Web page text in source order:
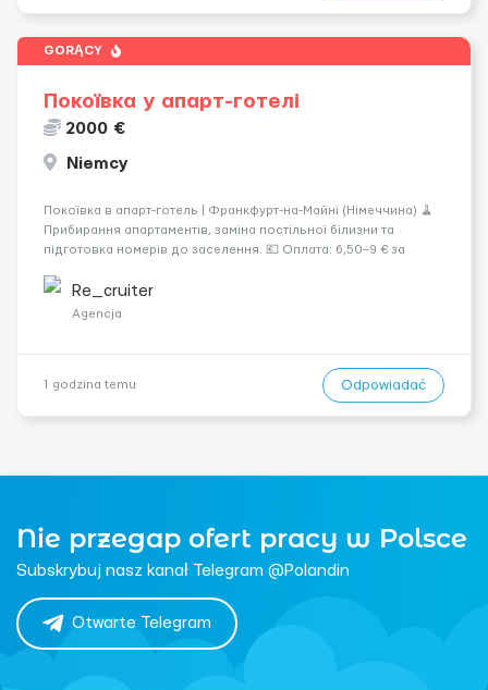
GORĄCY
Покоївка у апарт-готелі
2000 €
Niemcy
Покоївка в апарт-готель | Франкфурт-на-Майні (Німеччина) 🧹
Прибирання апартаментів, заміна постільної білизни та
підготовка номерів до заселення. 💶 Оплата: 6,50–9 € за
близько 2000 € на місяць (після вирахув...
Re_cruiter
Agencja
1 godzina temu Odpowiadać
Nie przegap ofert pracy w Polsce
Subskrybuj nasz kanał Telegram @Polandin
Otwarte Telegram